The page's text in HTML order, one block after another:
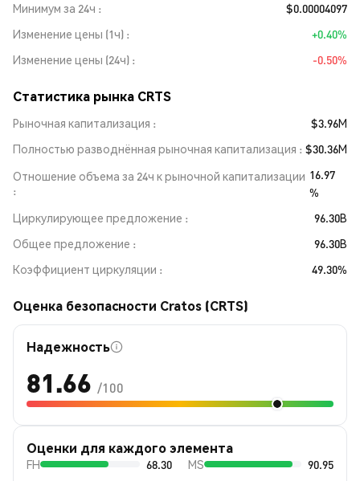
Минимум за 24ч
$0.00004097
Изменение цены (1ч)
+0.40%
Изменение цены (24ч)
-0.50%
Статистика рынка CRTS
Рыночная капитализация
$3.96M
Полностью разводнённая рыночная капитализация
$30.36M
Отношение объема за 24ч к рыночной капитализации 16.97
%
Циркулирующее предложение
96.30B
Общее предложение
96.30B
Коэффициент циркуляции
49.30%
Оценка безопасности Cratos (CRTS)
Надежность
81.66 /100
Оценки для каждого элемента
FH 68.30 MS
90.95